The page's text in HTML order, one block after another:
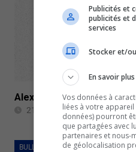
Alexis Loiseau nommé
21 mai 2024
BULLETINS COMPLETS
Publicités et
publicités et
services
Stocker et/
En savoir plus
Vos données à
liées à votre
données) pourront
que partagées avec
partenaires et nous-
de géolocalisation